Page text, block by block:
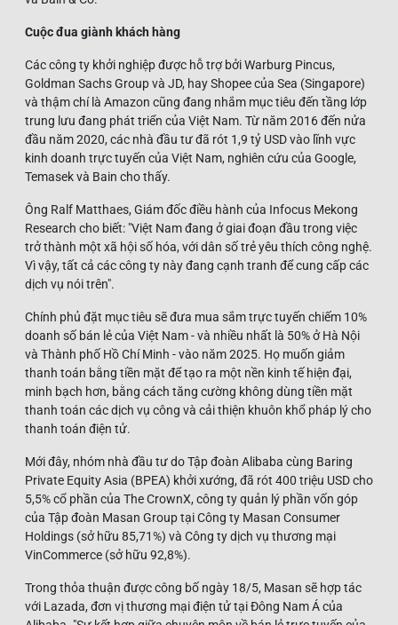
Cuộc đua giành khách hàng
Các công ty khởi nghiệp được hỗ trợ bởi Warburg Pincus,
Goldman Sachs Group và JD, hay Shopee của Sea (Singapore)
và thậm chí là Amazon cũng đang nhắm mục tiêu đến tầng lớp
trung lưu đang phát triển của Việt Nam. Từ năm 2016 đến nửa
đầu năm 2020, các nhà đầu tư đã rót 1,9 tỷ USD vào lĩnh vực
kinh doanh trực tuyến của Việt Nam, nghiên cứu của Google,
Temasek và Bain cho thấy.
Ông Ralf Matthaes, Giám đốc điều hành của Infocus Mekong
Research cho biết: "Việt Nam đang ở giai đoạn đầu trong việc
trở thành một xã hội số hóa, với dân số trẻ yêu thích công nghệ.
Vì vậy, tất cả các công ty này đang cạnh tranh để cung cấp các
dịch vụ nói trên".
Chính phủ đặt mục tiêu sẽ đưa mua sắm trực tuyến chiếm 10%
doanh số bán lẻ của Việt Nam - và nhiều nhất là 50% ở Hà Nội
và Thành phố Hồ Chí Minh - vào năm 2025. Họ muốn giảm
thanh toán bằng tiền mặt để tạo ra một nền kinh tế hiện đại,
minh bạch hơn, bằng cách tăng cường không dùng tiền mặt
thanh toán các dịch vụ công và cải thiện khuôn khổ pháp lý cho
thanh toán điện tử.
Mới đây, nhóm nhà đầu tư do Tập đoàn Alibaba cùng Baring
Private Equity Asia (BPEA) khởi xướng, đã rót 400 triệu USD cho
5,5% cổ phần của The CrownX, công ty quản lý phần vốn góp
của Tập đoàn Masan Group tại Công ty Masan Consumer
Holdings (sở hữu 85,71%) và Công ty dịch vụ thương mại
VinCommerce (sở hữu 92,8%).
Trong thỏa thuận được công bố ngày 18/5, Masan sẽ hợp tác
với Lazada, đơn vị thương mại điện tử tại Đông Nam Á của